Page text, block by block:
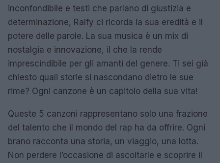
inconfondibile e testi che parlano di giustizia e
determinazione, Ralfy ci ricorda la sua eredità e il
potere delle parole. La sua musica è un mix di
nostalgia e innovazione, il che la rende
imprescindibile per gli amanti del genere. Ti sei già
chiesto quali storie si nascondano dietro le sue
rime? Ogni canzone è un capitolo della sua vita!
Queste 5 canzoni rappresentano solo una frazione
del talento che il mondo del rap ha da offrire. Ogni
brano racconta una storia, un viaggio, una lotta.
Non perdere l’occasione di ascoltarle e scoprire il